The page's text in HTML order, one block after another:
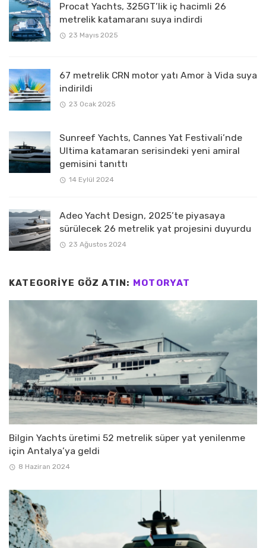
Procat Yachts, 325GT’lik iç hacimli 26
metrelik katamaranı suya indirdi
23 Mayıs 2025
67 metrelik CRN motor yatı Amor à Vida suya
indirildi
23 Ocak 2025
Sunreef Yachts, Cannes Yat Festivali’nde
Ultima katamaran serisindeki yeni amiral
gemisini tanıttı
14 Eylül 2024
Adeo Yacht Design, 2025’te piyasaya
sürülecek 26 metrelik yat projesini duyurdu
23 Ağustos 2024
KATEGORIYE GÖZ ATIN: MOTORYAT
Bilgin Yachts üretimi 52 metrelik süper yat yenilenme
için Antalya’ya geldi
8 Haziran 2024